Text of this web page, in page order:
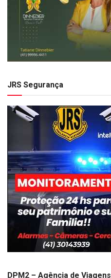
JRS Segurança
DPM2 – Agência de Viagens